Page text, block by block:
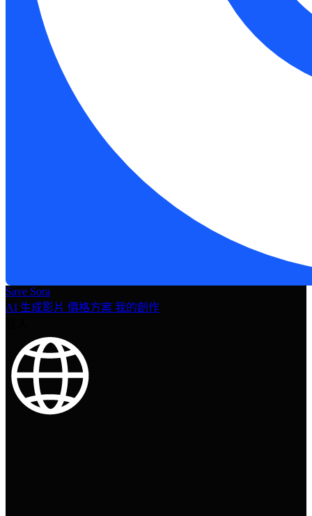
Save Sora
AI 生成影片 價格方案 我的創作